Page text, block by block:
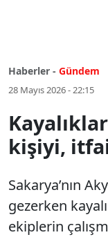
Haberler - Gündem
28 Mayıs 2026 - 22:15
kişiyi,
Sakarya’nın
gezerken
ekiplerin